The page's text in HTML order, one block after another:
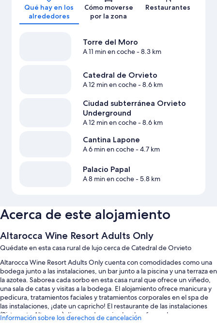
Qué hay en los
alrededores
Cómo moverse
por la zona
Restaurantes
Torre del Moro
A 11 min en coche- 8.3 km
Catedral de Orvieto
A 12 min en coche- 8.6 km
Ciudad subterránea Orvieto
Underground
A 12 min en coche- 8.6 km
Cantina Lapone
A 6 min en coche- 4.7 km
Palacio Papal
A 8 min en coche- 5.8 km
Acerca de este alojamiento
Altarocca Wine Resort Adults Only
Quédate en esta casa rural de lujo cerca de Catedral de Orvieto
Altarocca Wine Resort Adults Only cuenta con comodidades como una
bodega junto a las instalaciones, un bar junto a la piscina y una terraza en
la azotea. Saborea cada sorbo en esta casa rural que ofrece un viñedo,
una sala de catas y visitas a la bodega. El alojamiento ofrece manicura y
pedicura, tratamientos faciales y tratamientos corporales en el spa de
las instalaciones, ¡date un capricho! El restaurante de las instalaciones
(Ristorante Altarocca) dispone de cocina local y ofrece almuerzo y cena.
Información sobre los derechos de cancelación